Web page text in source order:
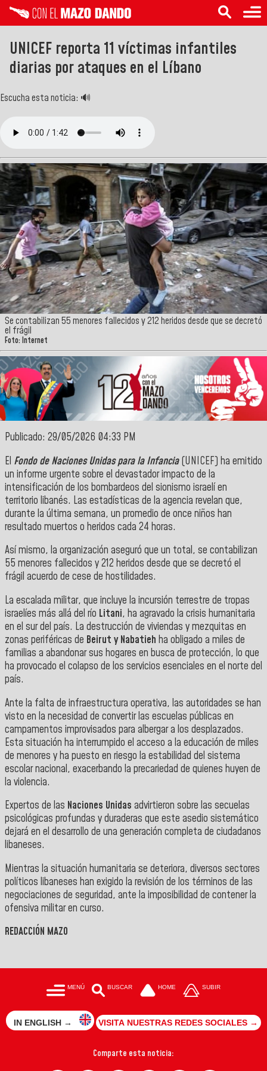
UNICEF reporta 11 víctimas infantiles
diarias por ataques en el Líbano
Escucha esta noticia: 🔊
Se contabilizan 55 menores fallecidos y 212 heridos desde que se decretó
el frágil
Foto: Internet
Publicado: 29/05/2026 04:33 PM
El Fondo de Naciones Unidas para la Infancia(UNICEF) ha emitido
un informe urgente sobre el devastador impacto de la
intensificación de los bombardeos del sionismo israelí en
territorio libanés. Las estadísticas de la agencia revelan que,
durante la última semana, un promedio de once niños han
resultado muertos o heridos cada 24 horas.
Así mismo, la organización aseguró que un total, se contabilizan
55 menores fallecidos y 212 heridos desde que se decretó el
frágil acuerdo de cese de hostilidades.
La escalada militar, que incluye la incursión terrestre de tropas
israelíes más allá del río Litani, ha agravado la crisis humanitaria
en el sur del país. La destrucción de viviendas y mezquitas en
zonas periféricas de Beirut y Nabatieh ha obligado a miles de
familias a abandonar sus hogares en busca de protección, lo que
ha provocado el colapso de los servicios esenciales en el norte del
país.
Ante la falta de infraestructura operativa, las autoridades se han
visto en la necesidad de convertir las escuelas públicas en
campamentos improvisados para albergar a los desplazados.
Esta situación ha interrumpido el acceso a la educación de miles
de menores y ha puesto en riesgo la estabilidad del sistema
escolar nacional, exacerbando la precariedad de quienes huyen de
la violencia.
Expertos de las Naciones Unidas advirtieron sobre las secuelas
psicológicas profundas y duraderas que este asedio sistemático
dejará en el desarrollo de una generación completa de ciudadanos
libaneses.
Mientras la situación humanitaria se deteriora, diversos sectores
políticos libaneses han exigido la revisión de los términos de las
negociaciones de seguridad, ante la imposibilidad de contener la
ofensiva militar en curso.
REDACCIÓN MAZO
MENÚ BUSCAR HOME SUBIR
IN ENGLISH → VISITA NUESTRAS REDES SOCIALES →
Comparte esta noticia: